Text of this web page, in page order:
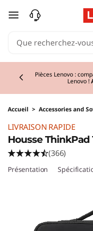
passer au contenu
Pièces Lenovo :
Lenovo !
Accueil > Accessories and
LIVRAISON RAPIDE
Housse ThinkPad
(366)
Présentation